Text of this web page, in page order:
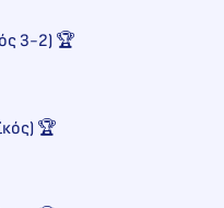
3-2) 🏆
🏆